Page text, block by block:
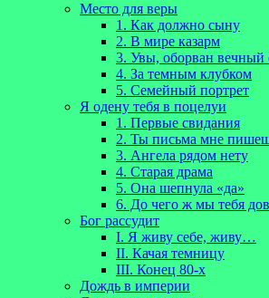
Место для веры
1. Как должно сыну
2. В мире казарм
3. Увы, оборван
4. За темным клубком
5. Семейный портрет
Я одену тебя в поцелуи
1. Первые свидания
2. Ты письма мне
3. Ангела рядом нету
4. Старая драма
5. Она шепнула «да»
6. До чего ж мы тебя
Бог рассудит
I. Я живу себе, живу…
II. Качая темницу
III. Конец 80-х
Дождь в империи